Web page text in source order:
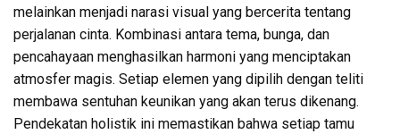
melainkan menjadi narasi visual yang bercerita tentang
perjalanan cinta. Kombinasi antara tema, bunga, dan
pencahayaan menghasilkan harmoni yang menciptakan
atmosfer magis. Setiap elemen yang dipilih dengan teliti
membawa sentuhan keunikan yang akan terus dikenang.
Pendekatan holistik ini memastikan bahwa setiap tamu